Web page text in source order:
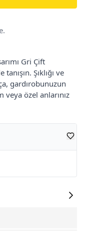
Gri Çift
Şıklığı ve
gardırobunuzun
özel anlarınız